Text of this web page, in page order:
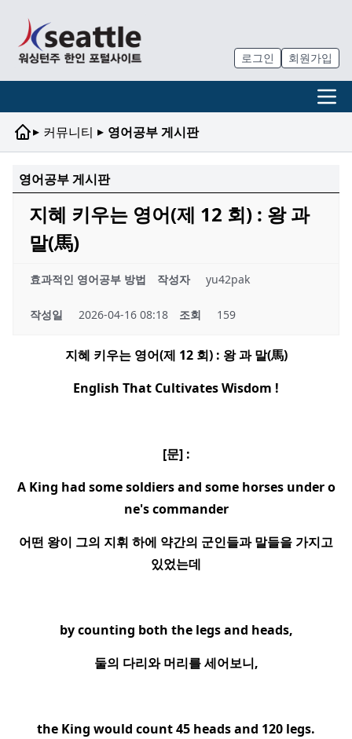
로그인 회원가입
▸ 커뮤니티 ▸ 영어공부 게시판
영어공부 게시판
지혜 키우는 영어(제 12 회) : 왕 과
말(馬)
효과적인 영어공부 방법 작성자 yu42pak
작성일 2026-04-16 08:18 조회 159
지혜 키우는 영어(제 12 회) : 왕 과 말(馬)
English That Cultivates Wisdom !
[문] :
A King had some soldiers and some horses under o
ne's commander
어떤 왕이 그의 지휘 하에 약간의 군인들과 말들을 가지고
있었는데
by counting both the legs and heads,
둘의 다리와 머리를 세어보니,
the King would count 45 heads and 120 legs.